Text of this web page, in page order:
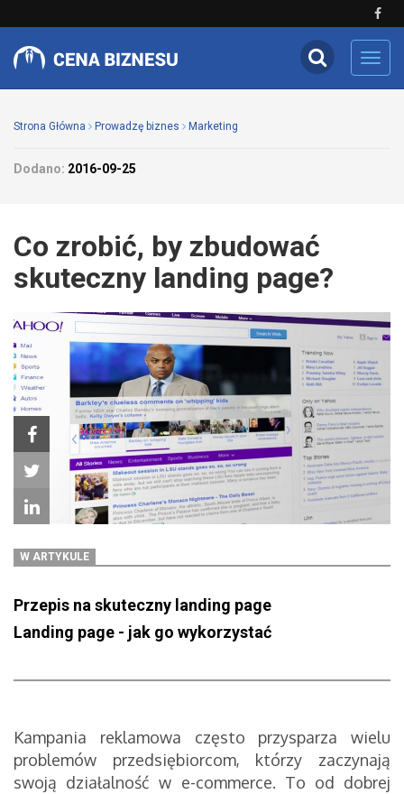
Strona Główna Prowadzę biznes Marketing
Dodano: 2016-09-25
Co zrobić, by zbudować
skuteczny landing page?
W ARTYKULE
Przepis na skuteczny landing page
Landing page - jak go wykorzystać
Kampania reklamowa często przysparza wielu
problemów przedsiębiorcom, którzy zaczynają
swoją działalność w e-commerce. To od dobrej